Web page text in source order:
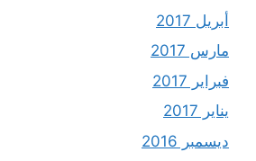
أبريل 2017
مارس 2017
فبراير 2017
يناير 2017
ديسمبر 2016